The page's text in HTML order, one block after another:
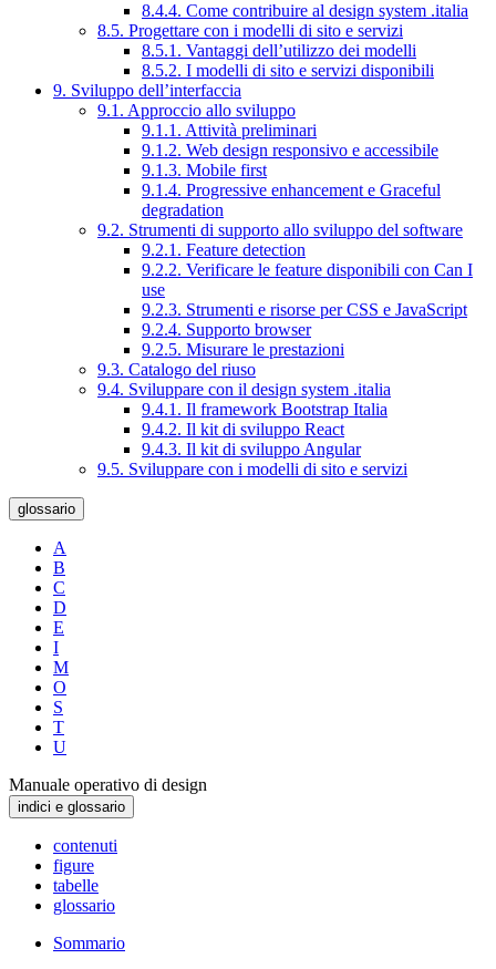
8.4.4. Come contribuire al design system .italia
8.5. Progettare con i modelli di sito e servizi
8.5.1. Vantaggi dell’utilizzo dei modelli
8.5.2. I modelli di sito e servizi disponibili
9. Sviluppo dell’interfaccia
9.1. Approccio allo sviluppo
9.1.1. Attività preliminari
9.1.2. Web design responsivo e accessibile
9.1.3. Mobile first
9.1.4. Progressive enhancement e Graceful
degradation
9.2. Strumenti di supporto allo sviluppo del software
9.2.1. Feature detection
9.2.2. Verificare le feature disponibili con Can I
use
9.2.3. Strumenti e risorse per CSS e JavaScript
9.2.4. Supporto browser
9.2.5. Misurare le prestazioni
9.3. Catalogo del riuso
9.4. Sviluppare con il design system .italia
9.4.1. Il framework Bootstrap Italia
9.4.2. Il kit di sviluppo React
9.4.3. Il kit di sviluppo Angular
9.5. Sviluppare con i modelli di sito e servizi
glossario
A
B
C
D
E
I
M
O
S
T
U
Manuale operativo di design
indici e glossario
contenuti
figure
tabelle
glossario
Sommario